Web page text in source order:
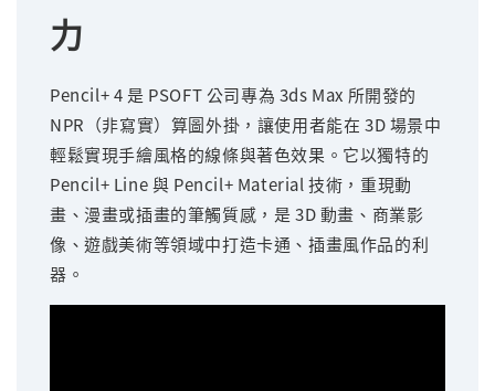
力
Pencil+ 4 是 PSOFT 公司專為 3ds Max 所開發的
NPR（非寫實）算圖外掛，讓使用者能在 3D 場景中
輕鬆實現手繪風格的線條與著色效果。它以獨特的
Pencil+ Line 與 Pencil+ Material 技術，重現動
畫、漫畫或插畫的筆觸質感，是 3D 動畫、商業影
像、遊戲美術等領域中打造卡通、插畫風作品的利
器。